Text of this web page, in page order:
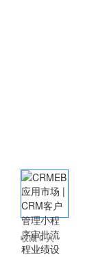
收藏 0 人